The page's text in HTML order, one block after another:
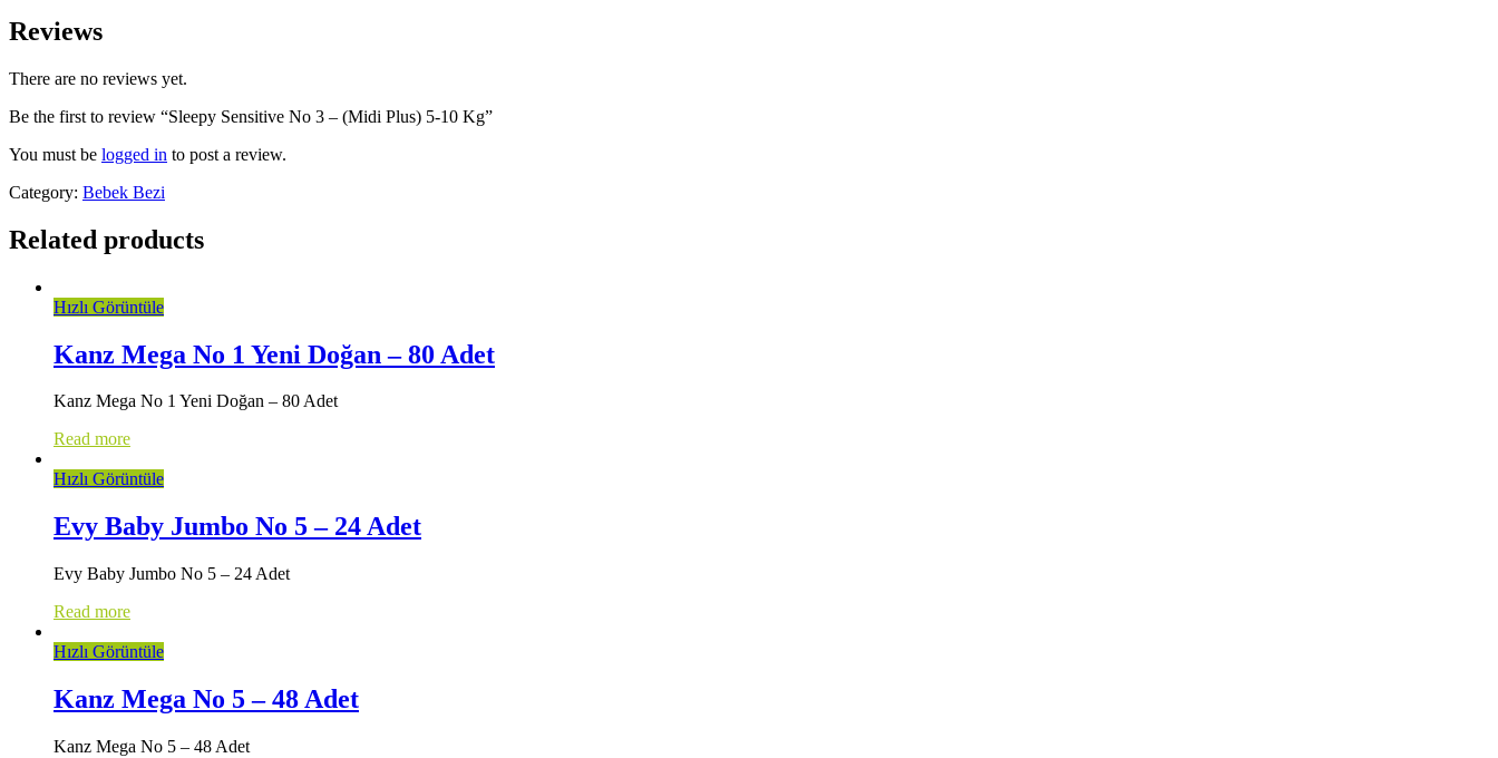
Reviews
There are no reviews yet.
Be the first to review “Sleepy Sensitive No 3 – (Midi Plus) 5-10 Kg”
You must be logged in to post a review.
Category: Bebek Bezi
Related products
Hızlı Görüntüle
Kanz Mega No 1 Yeni Doğan – 80 Adet
Kanz Mega No 1 Yeni Doğan – 80 Adet
Read more
Hızlı Görüntüle
Evy Baby Jumbo No 5 – 24 Adet
Evy Baby Jumbo No 5 – 24 Adet
Read more
Hızlı Görüntüle
Kanz Mega No 5 – 48 Adet
Kanz Mega No 5 – 48 Adet